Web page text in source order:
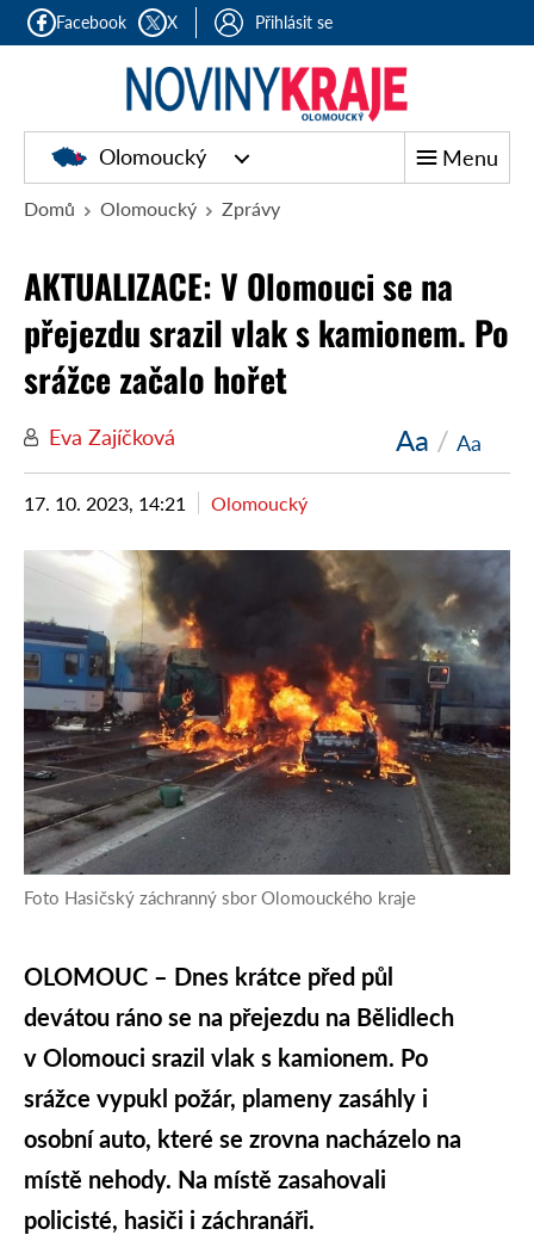
Facebook X Přihlásit se
Olomoucký Menu
Domů Olomoucký Zprávy
AKTUALIZACE: V Olomouci se na
přejezdu srazil vlak s kamionem. Po
srážce začalo hořet
Eva Zajíčková Aa / Aa
17. 10. 2023, 14:21 Olomoucký
Foto Hasičský záchranný sbor Olomouckého kraje
OLOMOUC – Dnes krátce před půl
devátou ráno se na přejezdu na Bělidlech
v Olomouci srazil vlak s kamionem. Po
srážce vypukl požár, plameny zasáhly i
osobní auto, které se zrovna nacházelo na
místě nehody. Na místě zasahovali
policisté, hasiči i záchranáři.